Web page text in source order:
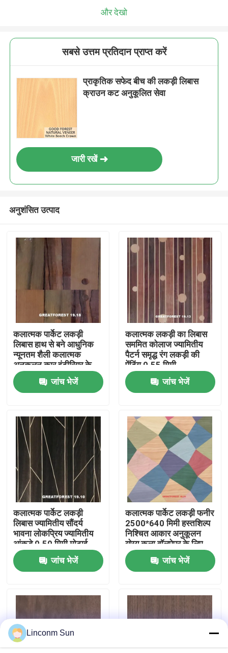
घर
उत्पाद
हमारे बारे में
कारखाने का दौरा
गुणवत्ता नियंत्रण
हमसे संपर्क करें
समाचार
उद्धरण मांगें
प्राकृतिक लकड़ी लिबास
और देखो
सबसे उत्तम प्रतिदान प्राप्त करें
प्राकृतिक सफेद बीच की लकड़ी लिबास
क्राउन कट अनुकूलित सेवा
जारी रखें
अनुशंसित उत्पाद
कलात्मक पार्केट लकड़ी
लिबास हाथ से बने आधुनिक
न्यूनतम शैली कलात्मक
अनुकूलन कार इंटीरियर के
लिए
जांच भेजें
कलात्मक लकड़ी का लिबास
सममित कोलाज ज्यामितीय
पैटर्न समृद्ध रंग लकड़ी की
पेंटिंग 0.55 मिमी
जांच भेजें
कलात्मक पार्केट लकड़ी
लिबास ज्यामितीय सौंदर्य
भावना लोकप्रिय ज्यामितीय
आंकड़े 0.50 मिमी मोटाई
लकड़ी के दरवाजे के लिए
जांच भेजें
कलात्मक पार्केट लकड़ी फनीर
2500*640 मिमी हस्तशिल्प
निश्चित आकार अनुकूलन
योग्य कला वॉलपेपर के लिए
स्प्लाईसिंग
जांच भेजें
Linconm Sun